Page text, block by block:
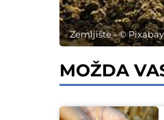
Zemljište - © Pixabay
MOŽDA